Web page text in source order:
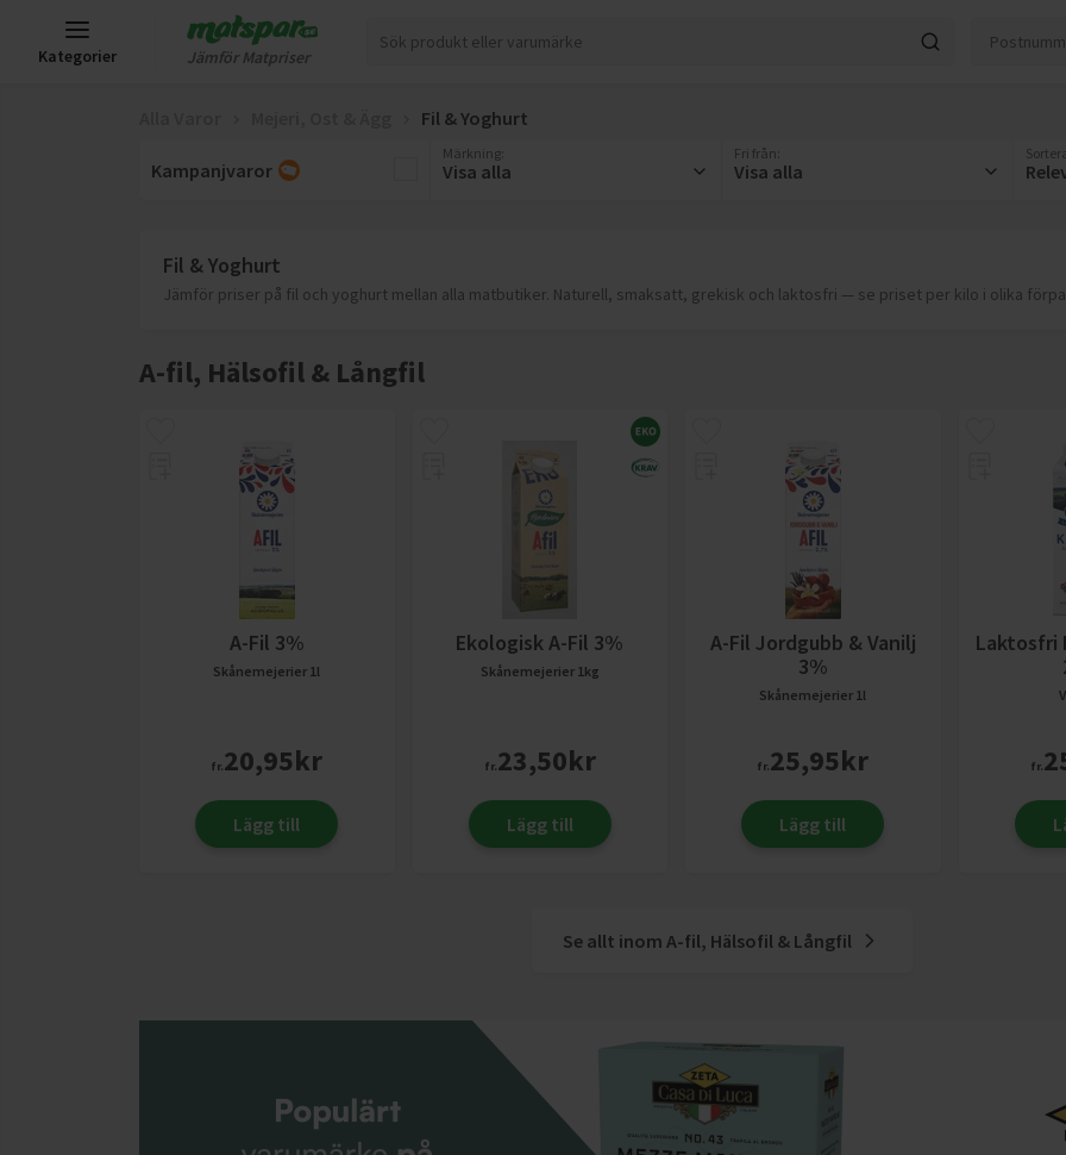
Kategorier Jämför Matpriser
Fil & Yoghurt
Kampanjvaror
Märkning
Visa alla
Fri från
Visa alla
Fil & Yoghurt
Jämför priser på fil och yoghurt mellan alla matbutiker. Naturell, smaksatt, grekisk och laktosfri — se priset per kilo i olika
A-fil, Hälsofil & Långfil
A-Fil 3%
Skånemejerier 1l
fr.20,95kr
Lägg till
Ekologisk A-Fil 3%
Skånemejerier 1kg
fr.23,50kr
Lägg till
A-Fil Jordgubb & Vanilj
3%
Skånemejerier 1l
fr.25,95kr
Lägg till
Laktosfri
fr.
Se allt inom A-fil, Hälsofil & Långfil